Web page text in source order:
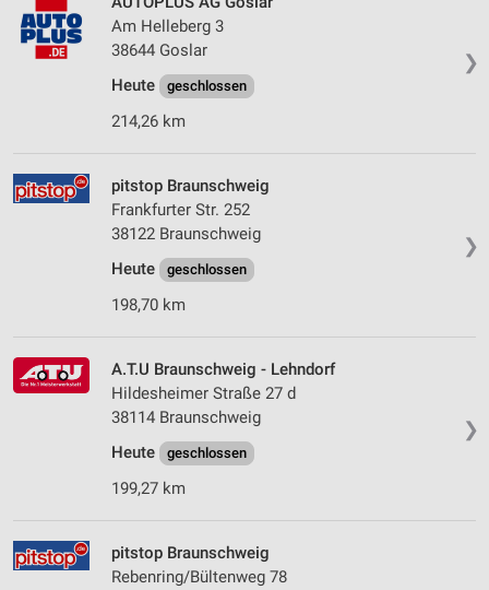
❯
Am Helleberg 3
38644 Goslar
Heute
geschlossen
214,26 km
❯
pitstop Braunschweig
Frankfurter Str. 252
38122 Braunschweig
Heute
geschlossen
198,70 km
❯
A.T.U Braunschweig - Lehndorf
Hildesheimer Straße 27 d
38114 Braunschweig
Heute
geschlossen
199,27 km
pitstop Braunschweig
Rebenring/Bültenweg 78